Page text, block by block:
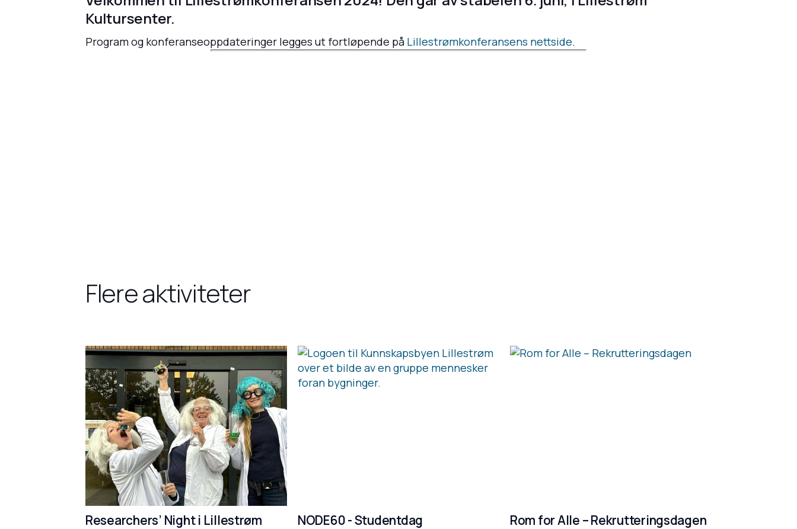
Kultursenter.
Program og konferanseoppdateringer legges ut fortløpende på Lillestrømkonferansens nettside.
Flere aktiviteter
Researchers’ Night i Lillestrøm NODE60 - Studentdag Rom for Alle – Rekrutteringsdagen